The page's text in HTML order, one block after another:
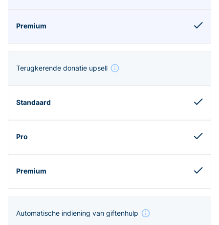
Terugkerende donatie upsell
Automatische indiening van giftenhulp